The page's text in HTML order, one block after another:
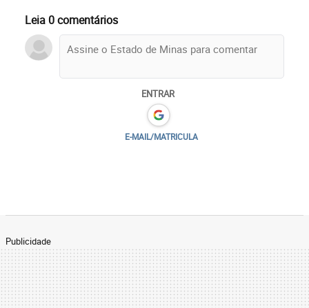
Leia 0 comentários
ENTRAR
E-MAIL/MATRICULA
Publicidade